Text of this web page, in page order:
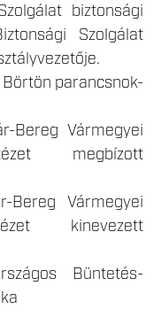
biztonsági
Szolgálat
parancsnok-
Vármegyei
megbízott
Vármegyei
kinevezett
Büntetés-